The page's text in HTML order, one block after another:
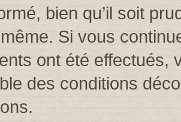
bien qu’il soit
Si vous
ont été effectués,
des conditions